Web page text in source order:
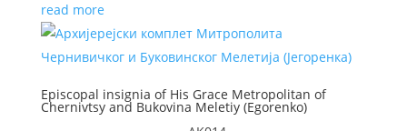
read more
Episcopal insignia of His Grace Metropolitan of
Chernivtsy and Bukovina Meletiy (Egorenko)